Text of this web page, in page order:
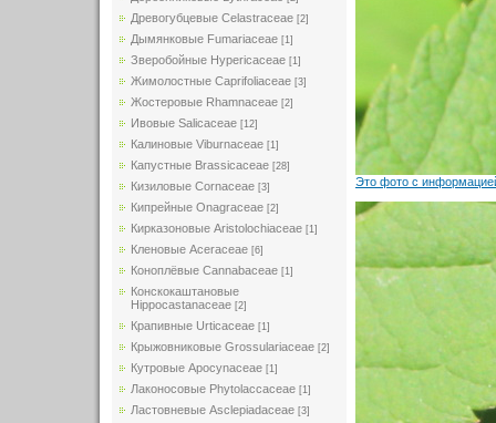
Древогубцевые Celastraceae [2]
Дымянковые Fumariaceae [1]
Зверобойные Hypericaceae [1]
Жимолостные Caprifoliaceae [3]
Жостеровые Rhamnaceae [2]
Ивовые Salicaceae [12]
Калиновые Viburnaceae [1]
Капустные Brassicaceae [28]
Кизиловые Cornaceae [3]
Кипрейные Onagraceae [2]
Кирказоновые Aristolochiaceae [1]
Кленовые Aceraceae [6]
Коноплёвые Cannabaceae [1]
Конскокаштановые
Hippocastanaceae [2]
Крапивные Urticaceae [1]
Крыжовниковые Grossulariaceae [2]
Кутровые Apocynaceae [1]
Лаконосовые Phytolaccaceae [1]
Ластовневые Asclepiadaceae [3]
Это фото с